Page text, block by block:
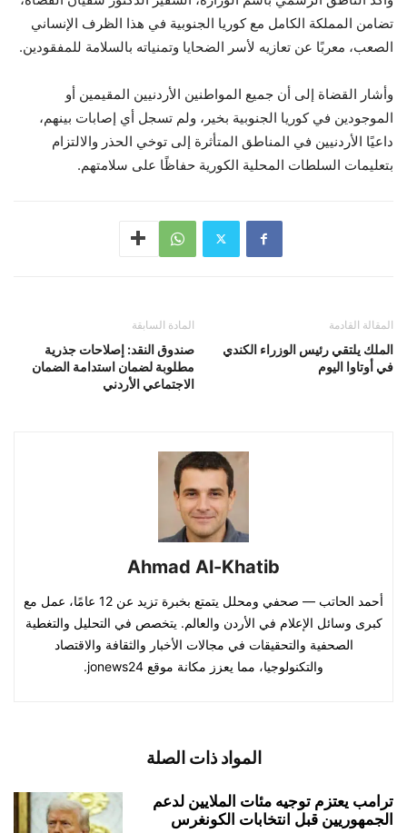
تضامن المملكة الكامل مع كوريا الجنوبية في هذا الظرف الإنساني
الصعب، معربًا عن تعازيه لأسر الضحايا وتمنياته بالسلامة للمفقودين.
وأشار القضاة إلى أن جميع المواطنين الأردنيين المقيمين أو
الموجودين في كوريا الجنوبية بخير، ولم تسجل أي إصابات بينهم،
داعيًا الأردنيين في المناطق المتأثرة إلى توخي الحذر والالتزام
بتعليمات السلطات المحلية الكورية حفاظًا على سلامتهم.
المادة السابقة
صندوق النقد: إصلاحات جذرية
مطلوبة لضمان استدامة الضمان
الاجتماعي الأردني
المقالة القادمة
الملك يلتقي رئيس الوزراء الكندي
في أوتاوا اليوم
Ahmad Al-Khatib
أحمد الحاتب — صحفي ومحلل يتمتع بخبرة تزيد عن 12 عامًا، عمل مع
كبرى وسائل الإعلام في الأردن والعالم. يتخصص في التحليل والتغطية
الصحفية والتحقيقات في مجالات الأخبار والثقافة والاقتصاد
والتكنولوجيا، مما يعزز مكانة موقع jonews24.
المواد ذات الصلة
ترامب يعتزم توجيه مئات الملايين لدعم
الجمهوريين قبل انتخابات الكونغرس